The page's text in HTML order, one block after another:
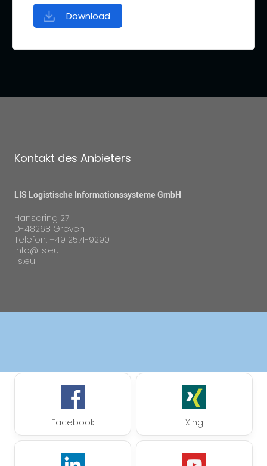
Download
Kontakt des Anbieters
LIS Logistische Informationssysteme GmbH
Hansaring 27
D-48268 Greven
Telefon: +49 2571-92901
info@lis.eu
lis.eu
Facebook Xing